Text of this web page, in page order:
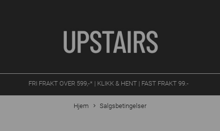
FRI FRAKT OVER 599,-* | KLIKK & HENT | FAST FRAKT 99.-
Hjem Salgsbetingelser